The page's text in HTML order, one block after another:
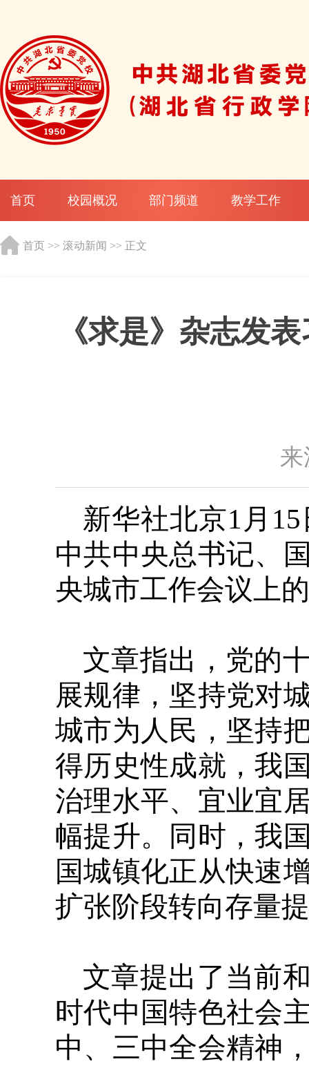
首页 校园概况 部门频道 教学工作
首页 >> 滚动新闻 >> 正文
《求是》杂志发
新华社北京1月
中共中央总书记、
央城市工作会议上
文章指出，党的
展规律，坚持党对
城市为人民，坚持
得历史性成就，我
治理水平、宜业宜
幅提升。同时，我
国城镇化正从快速
扩张阶段转向存量
文章提出了当前
时代中国特色社会
中、三中全会精神